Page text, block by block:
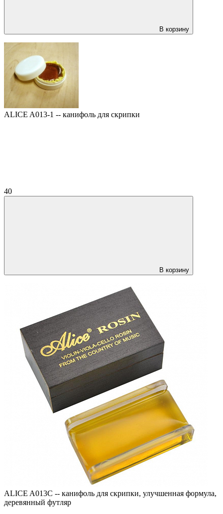
В корзину
ALICE A013-1 -- канифоль для скрипки
40
В корзину
ALICE A013C -- канифоль для скрипки, улучшенная формула,
деревянный футляр